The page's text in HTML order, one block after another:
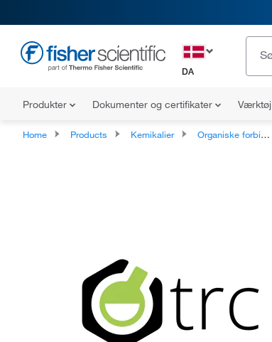
DA
Produkter Dokumenter og certifikater Værktøj
Home Products Kemikalier Organiske forbindelser